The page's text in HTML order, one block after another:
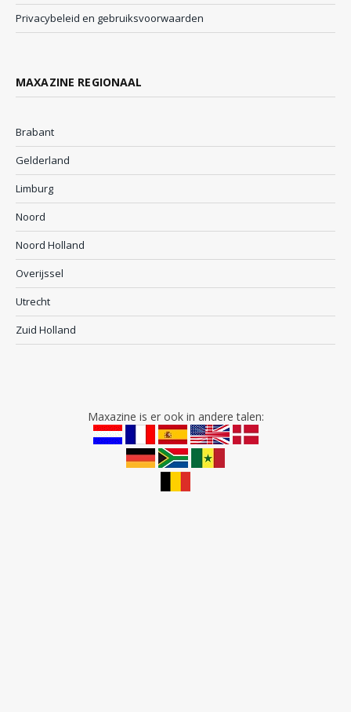
Privacybeleid en gebruiksvoorwaarden
MAXAZINE REGIONAAL
Brabant
Gelderland
Limburg
Noord
Noord Holland
Overijssel
Utrecht
Zuid Holland
Maxazine is er ook in andere talen: